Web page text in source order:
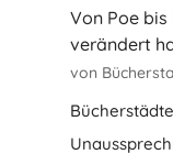
Von Poe
verändert
von